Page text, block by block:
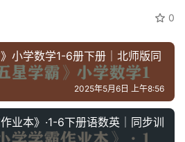
0
小学数学1-6册下册｜北师版同
2025年5月6日 上午8:56
业本》·1-6下册语数英｜同步训